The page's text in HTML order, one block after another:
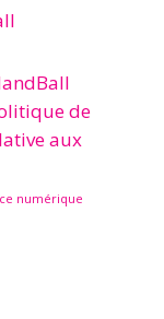
de
aux
numérique